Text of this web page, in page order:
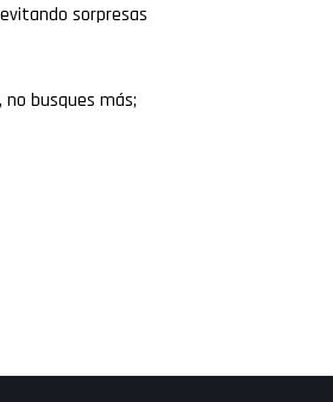
sorpresas
busques más;